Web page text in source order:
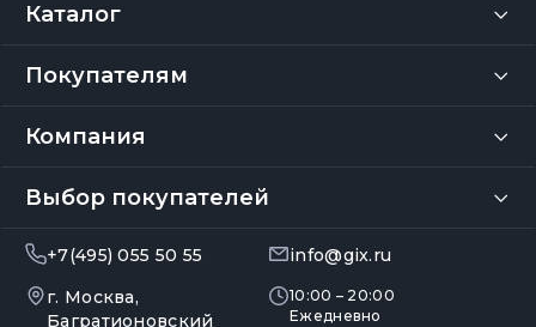
Каталог
Покупателям
Компания
Выбор покупателей
+7(495) 055 50 55
info@gix.ru
г. Москва,
Багратионовский
10:00 – 20:00
Ежедневно